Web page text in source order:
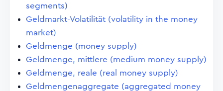
segments)
Geldmarkt-Volatilität (volatility in the money
market)
Geldmenge (money supply)
Geldmenge, mittlere (medium money supply)
Geldmenge, reale (real money supply)
Geldmengenaggregate (aggregated money